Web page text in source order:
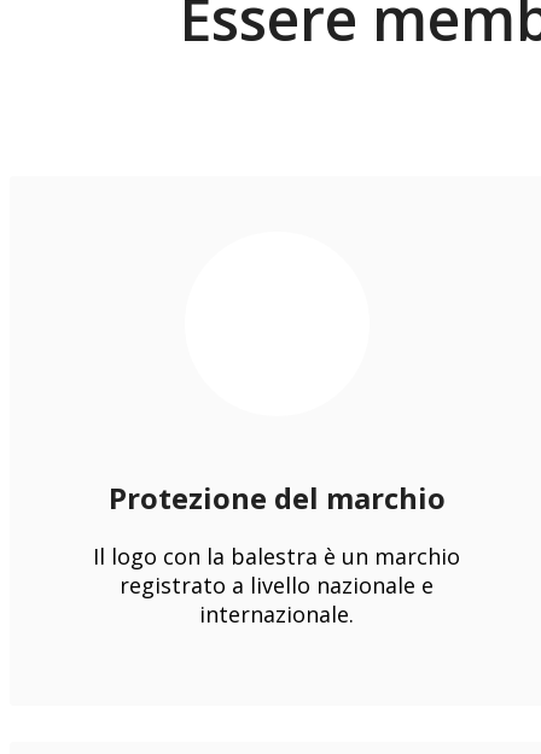
Essere
Protezione del marchio
Il logo con la balestra è un marchio
registrato a livello nazionale e
internazionale.